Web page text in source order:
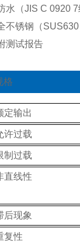
水（JIS C 0920
不锈钢（SUS630
测试报告
格
定输出
许过载
制过载
直线性
后现象
复性